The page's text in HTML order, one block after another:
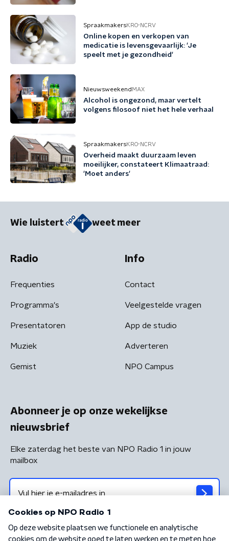
SpraakmakersKRO-NCRV
Online kopen en verkopen van
medicatie is levensgevaarlijk: 'Je
speelt met je gezondheid'
Nieuwsweekend MAX
Alcohol is ongezond, maar vertelt
volgens filosoof niet het hele verhaal
SpraakmakersKRO-NCRV
Overheid maakt duurzaam leven
moeilijker, constateert Klimaatraad:
'Moet anders'
Wie luistert weet meer
Radio
Frequenties
Programma's
Presentatoren
Muziek
Gemist
Info
Contact
Veelgestelde vragen
App de studio
Adverteren
NPO Campus
Abonneer je op onze wekelijkse
nieuwsbrief
Elke zaterdag het beste van NPO Radio 1 in jouw
mailbox